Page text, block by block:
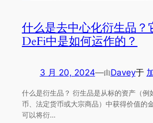
什么是去中心化衍生品？
DeFi中是如何运作的？
3 月 20, 2024—由Davey于
什么是衍生品？ 衍生品是从标的资产（例
币、法定货币或大宗商品）中获得价值的
可以将衍…